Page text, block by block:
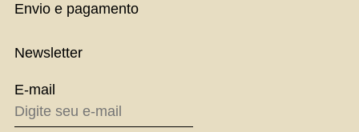
Envio e pagamento
Newsletter
E-mail